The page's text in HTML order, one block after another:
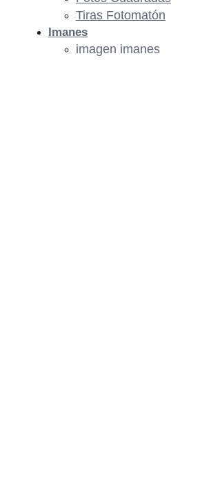
Tiras Fotomatón
Imanes
imagen imanes